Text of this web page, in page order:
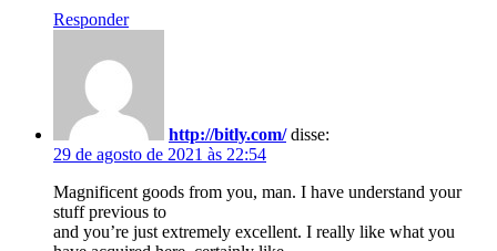
Responder
http://bitly.com/ disse:
29 de agosto de 2021 às 22:54
Magnificent goods from you, man. I have understand your
stuff previous to
and you’re just extremely excellent. I really like what you